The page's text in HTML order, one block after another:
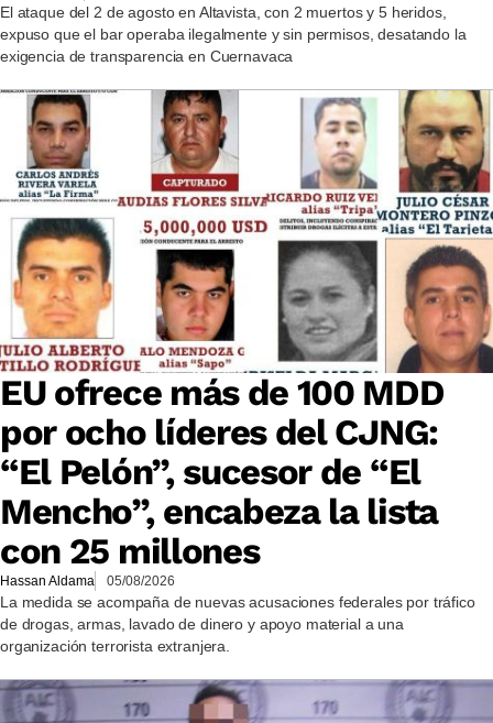
El ataque del 2 de agosto en Altavista, con 2 muertos y 5 heridos,
expuso que el bar operaba ilegalmente y sin permisos, desatando la
exigencia de transparencia en Cuernavaca
EU ofrece más de 100 MDD
por ocho líderes del CJNG:
“El Pelón”, sucesor de “El
Mencho”, encabeza la lista
con 25 millones
Hassan Aldama 05/08/2026
La medida se acompaña de nuevas acusaciones federales por tráfico
de drogas, armas, lavado de dinero y apoyo material a una
organización terrorista extranjera.